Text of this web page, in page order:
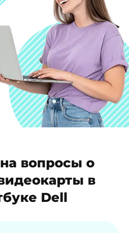
вопросы о
в
Dell